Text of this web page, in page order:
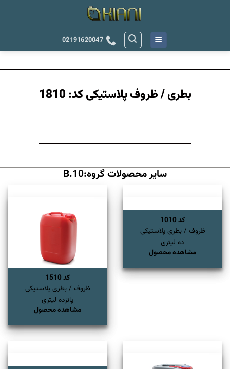
02191620047
بطری / ظروف پلاستیکی کد: 1810
سایر محصولات گروه:B.10
کد 1010
ظروف / بطری پلاستیکی
ده لیتری
مشاهده محصول
کد 1510
ظروف / بطری پلاستیکی
پانزده لیتری
مشاهده محصول